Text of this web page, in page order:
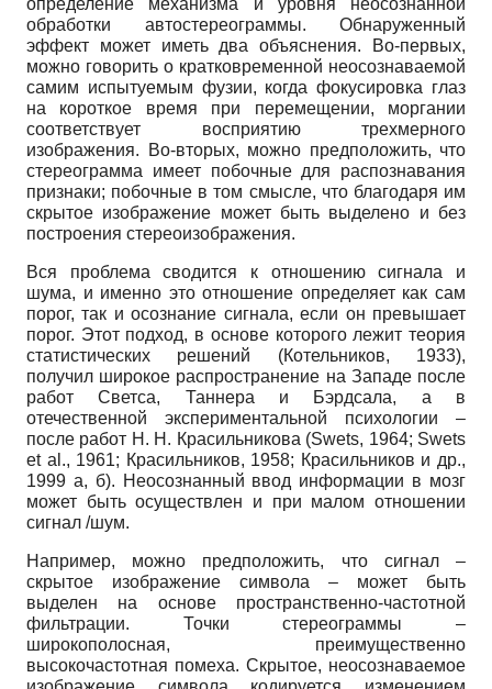
обработки автостереограммы. Обнаруженный
эффект может иметь два объяс­нения. Во-первых,
можно говорить о кратковременной неосознаваемой
самим испытуемым фузии, когда фокусировка глаз
на короткое время при перемещении, моргании
соответству­ет восприятию трехмерного
изображения. Во-вторых, можно предположить, что
стереограм­ма имеет побочные для распознавания
признаки; побочные в том смысле, что благодаря им
скрытое изображение может быть выделено и без
построения стереоизображения.
Вся проблема сводится к отношению сигнала и
шума, и именно это отношение опреде­ляет как сам
порог, так и осознание сигнала, если он превышает
порог. Этот подход, в осно­ве которого лежит теория
статистических решений (Котельников, 1933),
получил широкое распространение на Западе после
работ Светса, Таннера и Бэрдсала, а в
отечественной экс­периментальной психологии –
после работ Н. Н. Красильникова (Swets, 1964; Swets
et al., 1961; Красильников, 1958; Красильников и др.,
1999 а, б). Неосознанный ввод информации в мозг
может быть осуществлен и при малом отношении
сигнал /шум.
Например, можно предположить, что сигнал –
скрытое изображение символа – мо­жет быть
выделен на основе пространственно-частотной
фильтрации. Точки стереограм­мы –
широкополосная, преимущественно
высокочастотная помеха. Скрытое, неосознавае­мое